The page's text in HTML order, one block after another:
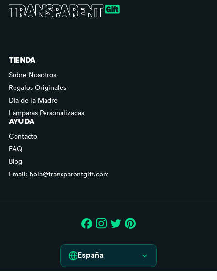
TIENDA
Sobre Nosotros
Regalos Originales
Día de la Madre
Lámparas Personalizadas
AYUDA
Contacto
FAQ
Blog
Email: hola@transparentgift.com
España